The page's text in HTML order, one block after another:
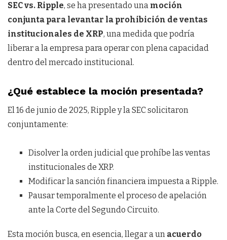
SEC vs. Ripple, se ha presentado una moción
conjunta para levantar la prohibición de ventas
institucionales de XRP, una medida que podría
liberar a la empresa para operar con plena capacidad
dentro del mercado institucional.
¿Qué establece la moción presentada?
El 16 de junio de 2025, Ripple y la SEC solicitaron
conjuntamente:
Disolver la orden judicial que prohíbe las ventas
institucionales de XRP.
Modificar la sanción financiera impuesta a Ripple.
Pausar temporalmente el proceso de apelación
ante la Corte del Segundo Circuito.
Esta moción busca, en esencia, llegar a un acuerdo